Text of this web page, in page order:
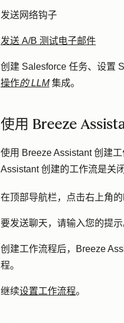
发送网络钩子
发送 A/B 测试电子邮件
创建 Salesforce 任务、设置
操作的 LLM集成。
使用 Breeze
使用 Breeze Assistant 创建
Assistant 创建的工作流是关
在顶部导航栏，点击右上角的
要发送聊天，请输入您的提示
创建工作流程后，Breeze
程。
继续设置工作流程。